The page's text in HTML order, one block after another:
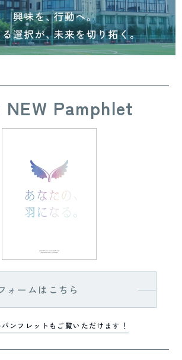
NEW Pamphlet
ォームはこちら
ンフレットもご覧いただけます！